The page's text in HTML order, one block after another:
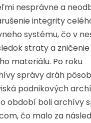
nesprávne a
integrity
systému, čo v
straty a
materiálu. Po roku
správy dráh
podnikových
období boli archívy
čo malo za